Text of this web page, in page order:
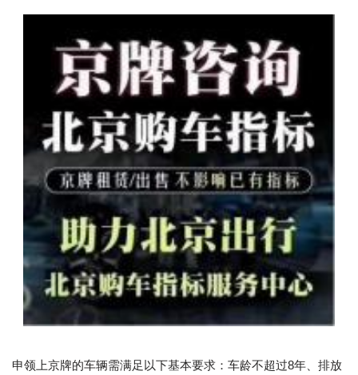
申领上京牌的车辆需满足以下基本要求：车龄不超过8年、排放